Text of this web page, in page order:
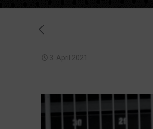
3. April 2021